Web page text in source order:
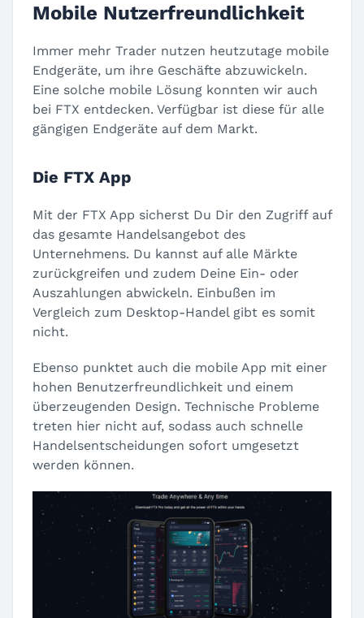
Mobile Nutzerfreundlichkeit
Immer mehr Trader nutzen heutzutage mobile
Endgeräte, um ihre Geschäfte abzuwickeln.
Eine solche mobile Lösung konnten wir auch
bei FTX entdecken. Verfügbar ist diese für alle
gängigen Endgeräte auf dem Markt.
Die FTX App
Mit der FTX App sicherst Du Dir den Zugriff auf
das gesamte Handelsangebot des
Unternehmens. Du kannst auf alle Märkte
zurückgreifen und zudem Deine Ein- oder
Auszahlungen abwickeln. Einbußen im
Vergleich zum Desktop-Handel gibt es somit
nicht.
Ebenso punktet auch die mobile App mit einer
hohen Benutzerfreundlichkeit und einem
überzeugenden Design. Technische Probleme
treten hier nicht auf, sodass auch schnelle
Handelsentscheidungen sofort umgesetzt
werden können.